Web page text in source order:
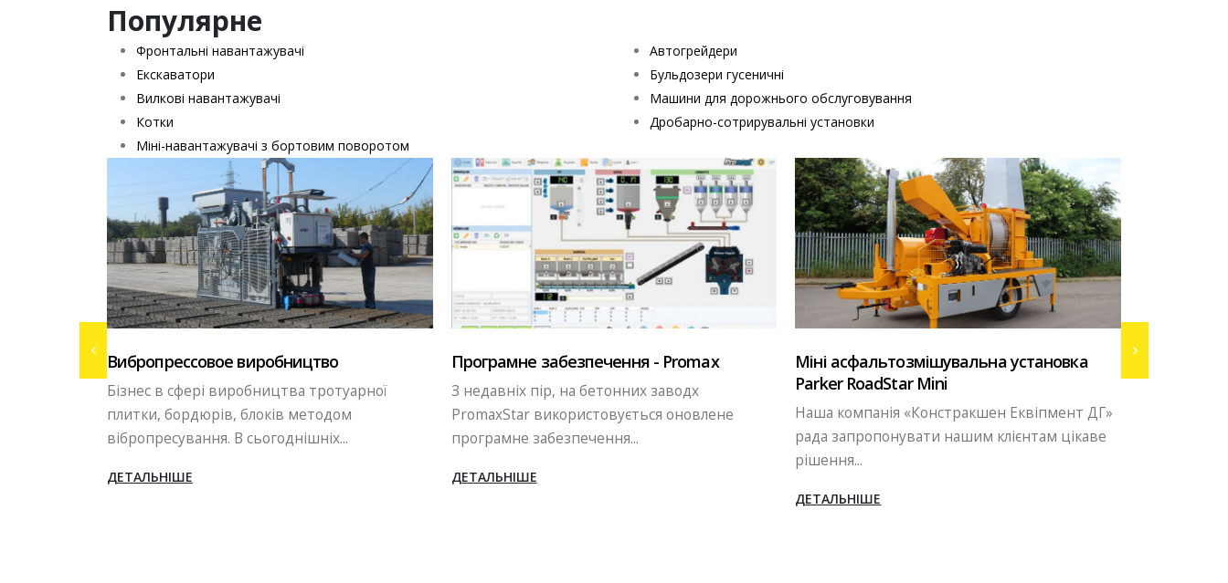
Популярне
Фронтальні навантажувачі
Екскаватори
Вилкові навантажувачі
Котки
Міні-навантажувачі з бортовим поворотом
Автогрейдери
Бульдозери гусеничні
Машини для дорожнього обслуговування
Дробарно-сотрирувальні установки
Вибропрессовое виробництво
Бізнес в сфері виробництва тротуарної
плитки, бордюрів, блоків методом
вібропресування. В сьогоднішніх...
ДЕТАЛЬНІШЕ
Програмне забезпечення - Promax
З недавніх пір, на бетонних заводх
PromaxStar використовується оновлене
програмне забезпечення...
ДЕТАЛЬНІШЕ
Міні асфальтозмішувальна установка
Parker RoadStar Mini
Наша компанія «Констракшен Еквіпмент ДГ»
рада запропонувати нашим клієнтам цікаве
рішення...
ДЕТАЛЬНІШЕ